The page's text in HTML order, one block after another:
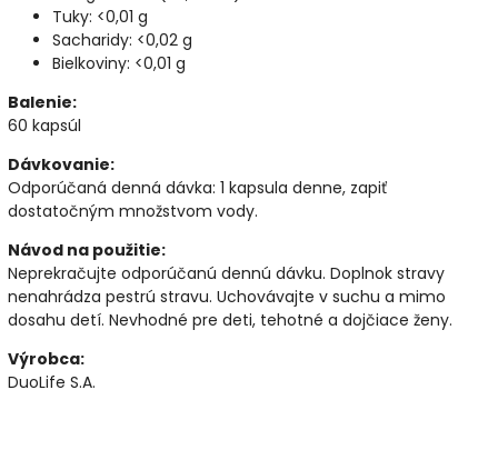
Tuky: <0,01 g
Sacharidy: <0,02 g
Bielkoviny: <0,01 g
Balenie:
60 kapsúl
Dávkovanie:
Odporúčaná denná dávka: 1 kapsula denne, zapiť
dostatočným množstvom vody.
Návod na použitie:
Neprekračujte odporúčanú dennú dávku. Doplnok stravy
nenahrádza pestrú stravu. Uchovávajte v suchu a mimo
dosahu detí. Nevhodné pre deti, tehotné a dojčiace ženy.
Výrobca:
DuoLife S.A.